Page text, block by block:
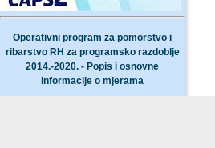
Operativni program za pomorstvo i
ribarstvo RH za programsko razdoblje
2014.-2020. - Popis i osnovne
informacije o mjerama